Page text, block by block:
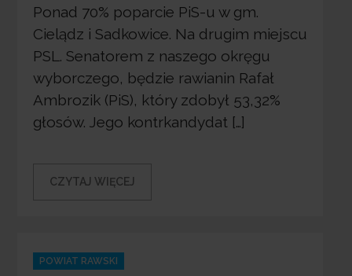
Ponad 70% poparcie PiS-u w gm.
Cielądz i Sadkowice. Na drugim miejscu
PSL. Senatorem z naszego okręgu
wyborczego, będzie rawianin Rafał
Ambrozik (PiS), który zdobył 53,32%
głosów. Jego kontrkandydat […]
CZYTAJ WIĘCEJ
Categories
POWIAT RAWSKI